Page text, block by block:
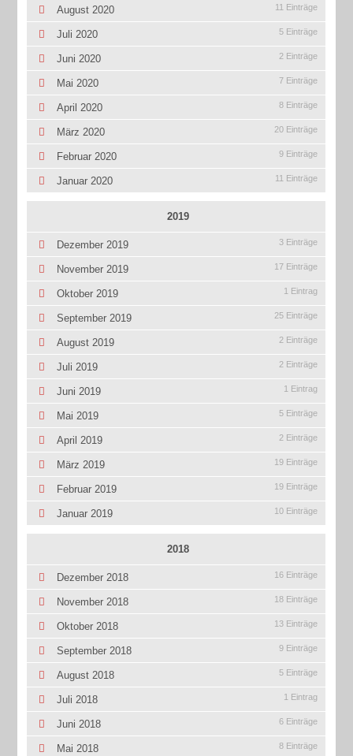
August 2020 11 Einträge
Juli 2020 5 Einträge
Juni 2020 2 Einträge
Mai 2020 7 Einträge
April 2020 8 Einträge
März 2020 20 Einträge
Februar 2020 9 Einträge
Januar 2020 11 Einträge
2019
Dezember 2019 3 Einträge
November 2019 17 Einträge
Oktober 2019 1 Eintrag
September 2019 25 Einträge
August 2019 2 Einträge
Juli 2019 2 Einträge
Juni 2019 1 Eintrag
Mai 2019 5 Einträge
April 2019 2 Einträge
März 2019 19 Einträge
Februar 2019 19 Einträge
Januar 2019 10 Einträge
2018
Dezember 2018 16 Einträge
November 2018 18 Einträge
Oktober 2018 13 Einträge
September 2018 9 Einträge
August 2018 5 Einträge
Juli 2018 1 Eintrag
Juni 2018 6 Einträge
Mai 2018 8 Einträge